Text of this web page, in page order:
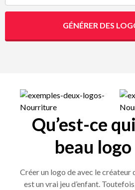
GÉNÉRER DES
Qu’est-ce
beau
Créer un logo de avec le
est un vrai jeu d’enfant.